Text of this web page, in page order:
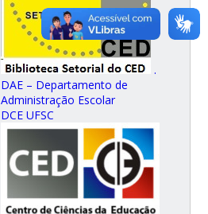
.
DAE – Departamento de
Administração Escolar
DCE UFSC